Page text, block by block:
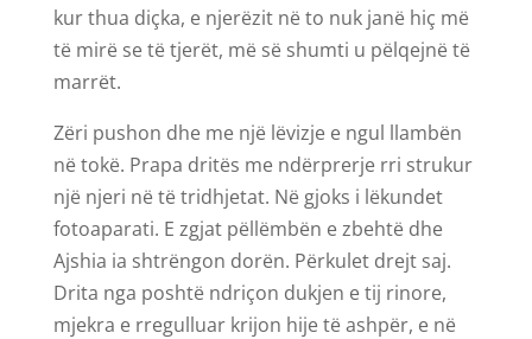
kur thua diçka, e njerëzit në to nuk janë hiç më
të mirë se të tjerët, më së shumti u pëlqejnë të
marrët.
Zëri pushon dhe me një lëvizje e ngul llambën
në tokë. Prapa dritës me ndërprerje rri strukur
një njeri në të tridhjetat. Në gjoks i lëkundet
fotoaparati. E zgjat pëllëmbën e zbehtë dhe
Ajshia ia shtrëngon dorën. Përkulet drejt saj.
Drita nga poshtë ndriçon dukjen e tij rinore,
mjekra e rregulluar krijon hije të ashpër, e në